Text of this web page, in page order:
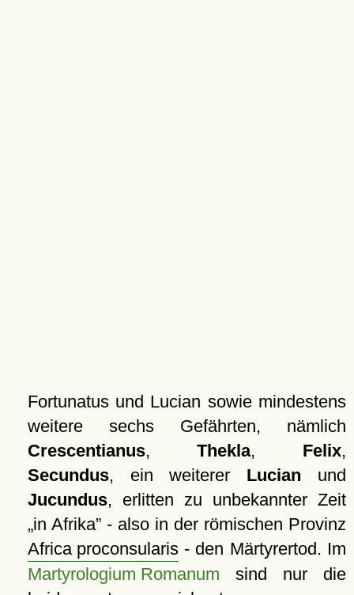
Fortunatus und Lucian sowie mindestens
weitere sechs Gefährten, nämlich
Crescentianus,Thekla, Felix,
Secundus, ein weiterer Lucian und
Jucundus, erlitten zu unbekannter Zeit
in Afrika - also in der römischen Provinz
Africa proconsularis- den Märtyrertod. Im
Martyrologium Romanum sind nur die